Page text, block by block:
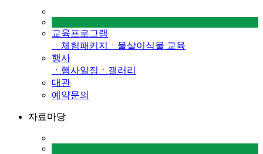
교육프로그램
ㆍ체험패키지
ㆍ물살이식물 교육
행사
ㆍ행사일정 ㆍ갤러리
대관
예약문의
자료마당